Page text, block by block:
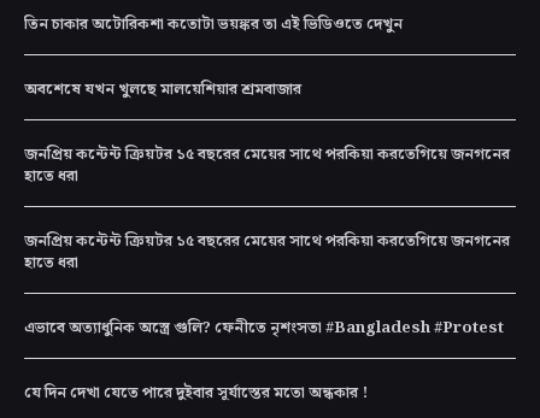
তিন চাকার অটোরিকশা কতোটা ভয়ঙ্কর তা এই ভিডিওতে দেখুন
অবশেষে যখন খুলছে মালয়েশিয়ার শ্রমবাজার
জনপ্রিয় কন্টেন্ট ক্রিয়টর ১৫ বছরের মেয়ের সাথে পরকিয়া করতেগিয়ে জনগনের
হাতে ধরা
জনপ্রিয় কন্টেন্ট ক্রিয়টর ১৫ বছরের মেয়ের সাথে পরকিয়া করতেগিয়ে জনগনের
হাতে ধরা
এভাবে অত্যাধুনিক অস্ত্রে গুলি? ফেনীতে নৃশংসতা #Bangladesh #Protest
যে দিন দেখা যেতে পারে দুইবার সূর্যাস্তের মতো অন্ধকার !